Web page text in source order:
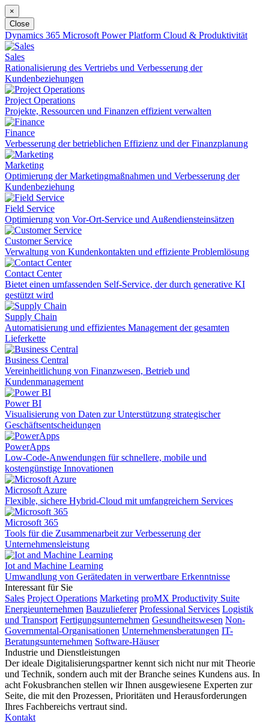
×
Close
Dynamics 365 Microsoft Power Platform Cloud & Produktivität
Sales
Rationalisierung des Vertriebs und Verbesserung der
Kundenbeziehungen
Project Operations
Projekte, Ressourcen und Finanzen effizient verwalten
Finance
Verbesserung der betrieblichen Effizienz und der Finanzplanung
Marketing
Optimierung der Marketingmaßnahmen und Verbesserung der
Kundenbeziehung
Field Service
Optimierung von Vor-Ort-Service und Außendiensteinsätzen
Customer Service
Verwaltung von Kundenkontakten und effiziente Problemlösung
Contact Center
Bietet einen umfassenden Self-Service, der durch generative KI
gestützt wird
Supply Chain
Automatisierung und effizientes Management der gesamten
Lieferkette
Business Central
Vereinheitlichung von Finanzwesen, Betrieb und
Kundenmanagement
Power BI
Visualisierung von Daten zur Unterstützung strategischer
Geschäftsentscheidungen
PowerApps
Low-Code-Anwendungen für schnellere, mobile und
kostengünstige Innovationen
Microsoft Azure
Flexible, sichere Hybrid-Cloud mit umfangreichern Services
Microsoft 365
Tools für die Zusammenarbeit zur Verbesserung der
Unternehmensleistung
Iot and Machine Learning
Umwandlung von Gerätedaten in verwertbare Erkenntnisse
Interessant für Sie
Sales Project Operations Marketing proMX Productivity Suite
Energieunternehmen Bauzulieferer Professional Services Logistik
und Transport Fertigungsunternehmen Gesundheitswesen Non-
Governmental-Organisationen Unternehmensberatungen IT-
Beratungsunternehmen Software-Häuser
Industrie und Dienstleistungen
Der ideale Digitalisierungspartner kennt sich nicht nur mit Theorie
und Technik, sondern auch mit der Branche seines Kundens aus. In
acht Fokusbranchen stellen wir Ihnen ausgewiesene Experten zur
Seite, die mit den Prozessen, Prioritäten und Herausforderungen
Ihres Fachbereichs vertraut sind.
Kontakt